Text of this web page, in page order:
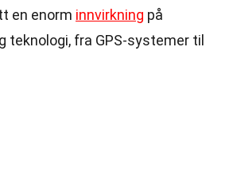
en enorm innvirkning på
teknologi, fra GPS-systemer til